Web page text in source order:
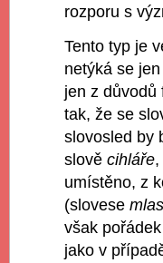
rozporu s
Tento typ je
netýká se
jen z
tak, že se
slovosled by
slově cihláře
umístěno, z
(slovese
však
jako v